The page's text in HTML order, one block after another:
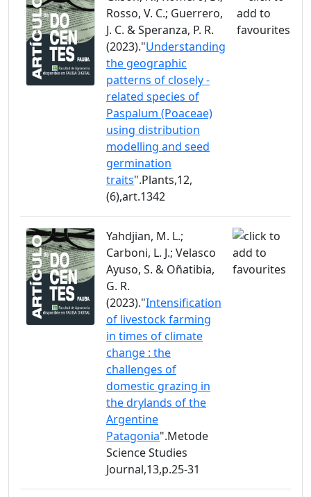
Rosso, V. C.; Guerrero,
J. C. & Speranza, P. R.
(2023)."Understanding
the geographic
patterns of closely -
related species of
Paspalum (Poaceae)
using distribution
modelling and seed
germination
traits".Plants,12,
(6),art.1342
Yahdjian, M. L.;
Carboni, L. J.; Velasco
Ayuso, S. & Oñatibia,
G. R.
(2023)."Intensification
of livestock farming
in times of climate
change : the
challenges of
domestic grazing in
the drylands of the
Argentine
Patagonia".Metode
Science Studies
Journal,13,p.25-31